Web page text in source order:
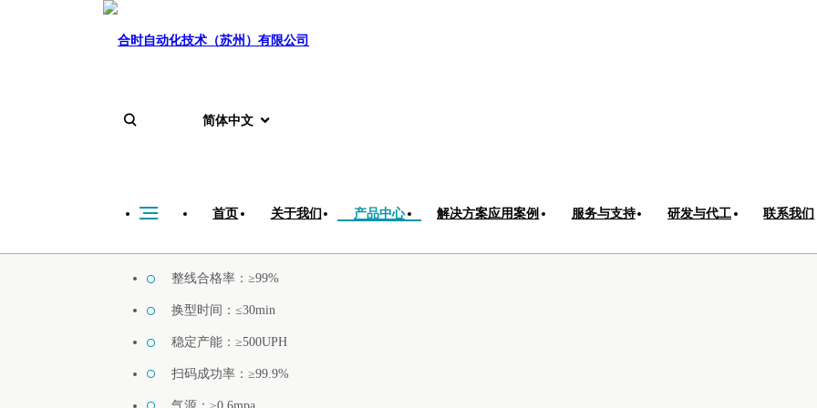
简体中文
首页 关于我们 产品中心 解决方案应用案例 服务与支持 研发与代工 联系我们
微型逆变器自动化组装产线
整线合格率：≥99%
换型时间：≤30min
稳定产能：≥500UPH
扫码成功率：≥99.9%
气源：≥0.6mpa